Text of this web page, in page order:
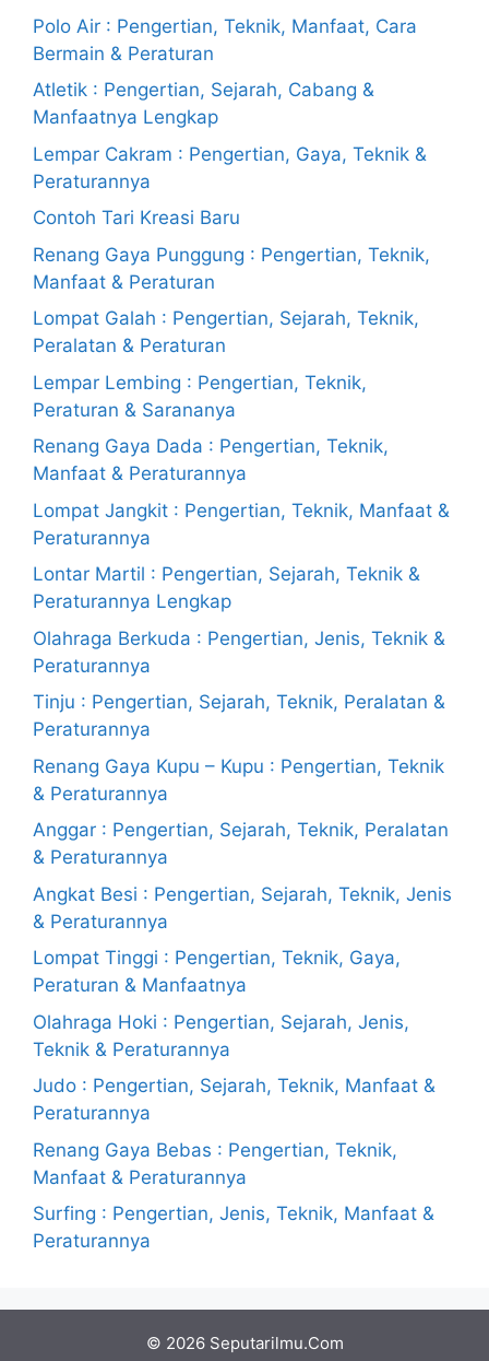
Polo Air : Pengertian, Teknik, Manfaat, Cara
Bermain & Peraturan
Atletik : Pengertian, Sejarah, Cabang &
Manfaatnya Lengkap
Lempar Cakram : Pengertian, Gaya, Teknik &
Peraturannya
Contoh Tari Kreasi Baru
Renang Gaya Punggung : Pengertian, Teknik,
Manfaat & Peraturan
Lompat Galah : Pengertian, Sejarah, Teknik,
Peralatan & Peraturan
Lempar Lembing : Pengertian, Teknik,
Peraturan & Sarananya
Renang Gaya Dada : Pengertian, Teknik,
Manfaat & Peraturannya
Lompat Jangkit : Pengertian, Teknik, Manfaat &
Peraturannya
Lontar Martil : Pengertian, Sejarah, Teknik &
Peraturannya Lengkap
Olahraga Berkuda : Pengertian, Jenis, Teknik &
Peraturannya
Tinju : Pengertian, Sejarah, Teknik, Peralatan &
Peraturannya
Renang Gaya Kupu – Kupu : Pengertian, Teknik
& Peraturannya
Anggar : Pengertian, Sejarah, Teknik, Peralatan
& Peraturannya
Angkat Besi : Pengertian, Sejarah, Teknik, Jenis
& Peraturannya
Lompat Tinggi : Pengertian, Teknik, Gaya,
Peraturan & Manfaatnya
Olahraga Hoki : Pengertian, Sejarah, Jenis,
Teknik & Peraturannya
Judo : Pengertian, Sejarah, Teknik, Manfaat &
Peraturannya
Renang Gaya Bebas : Pengertian, Teknik,
Manfaat & Peraturannya
Surfing : Pengertian, Jenis, Teknik, Manfaat &
Peraturannya
© 2026 Seputarilmu.Com